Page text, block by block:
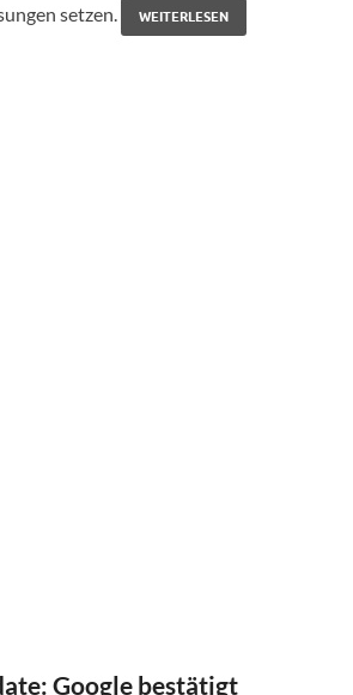
setzen.
WEITERLESEN
Google bestätigt